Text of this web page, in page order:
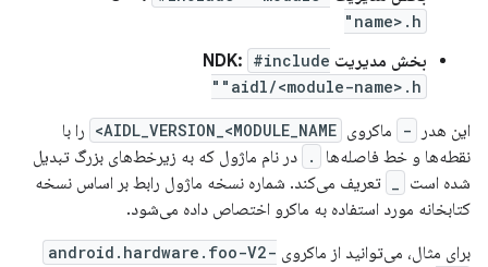
name>.h"
بخش مدیریت NDK: #include
"aidl/<module-name>.h"
این هدر - ماکروی AIDL_VERSION_<MODULE_NAME>
را با
نقطه‌ها و خط فاصله‌ها
.
در نام ماژول که به زیرخط‌های بزرگ تبدیل
شده است
تعریف می‌کند. شماره نسخه ماژول رابط بر اساس نسخه
کتابخانه مورد استفاده به ماکرو اختصاص داده می‌شود.
برای مثال، می‌توانید از ماکروی android.hardware.foo-V2-